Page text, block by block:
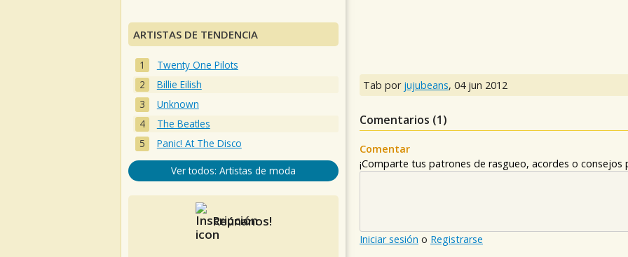
Tab por jujubeans, 04 jun 2012
Comentarios (1)
Comentar
¡Comparte tus patrones de rasgueo, acordes o
Iniciar sesión o Registrarse
ARTISTAS DE TENDENCIA
Twenty One Pilots
Billie Eilish
Unknown
The Beatles
Panic! At The Disco
Ver todos: Artistas de moda
Reúnanos!